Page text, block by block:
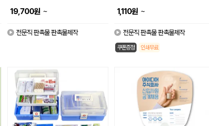
19,700원 ~
전문직 판촉물 판촉물제작
1,110원 ~
전문직 판촉물 판촉물제작
쿠폰증정 인쇄무료